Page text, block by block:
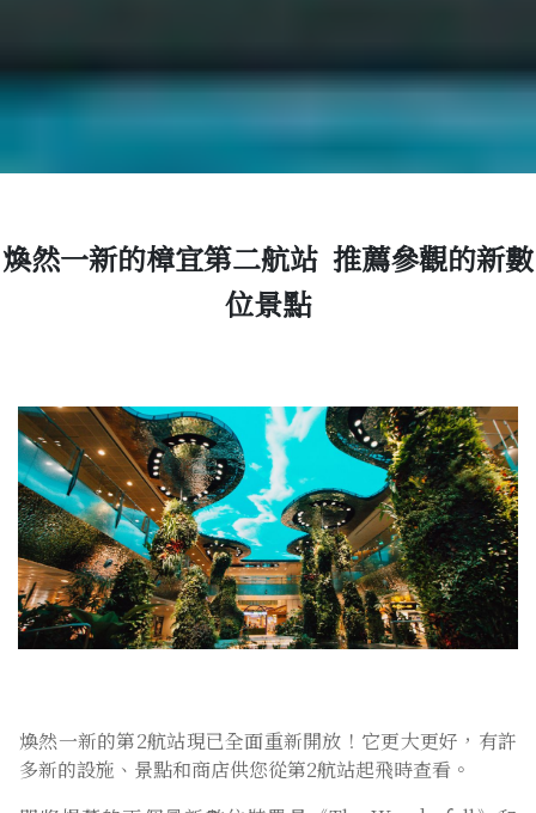
煥然一新的樟宜第二航站 推薦參觀的新數
位景點
煥然一新的第2航站現已全面重新開放！它更大更好，有許
多新的設施、景點和商店供您從第2航站起飛時查看。